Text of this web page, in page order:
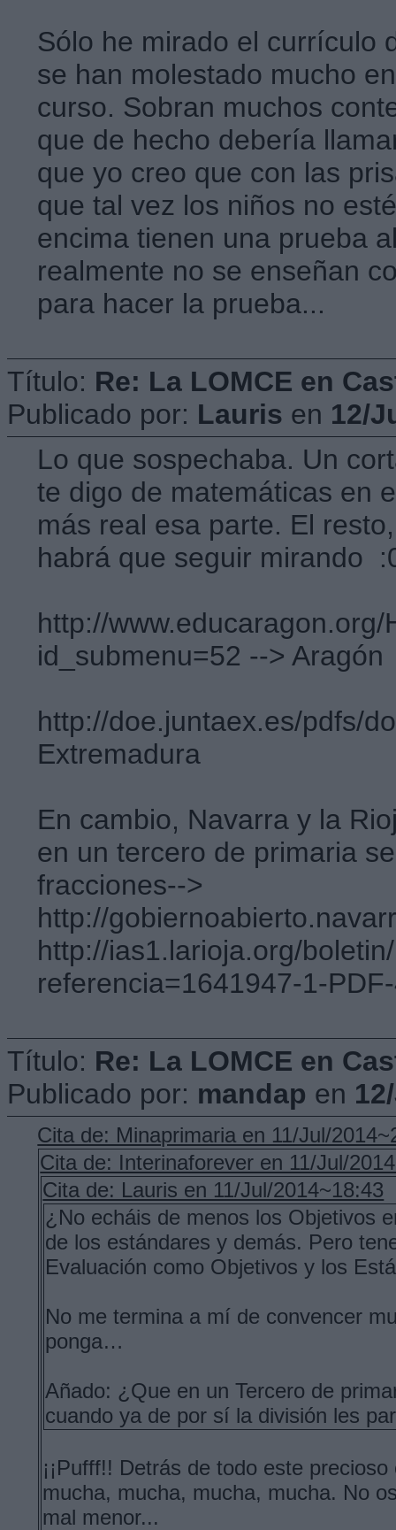
Sólo he mirado el currículo
se han molestado mucho
curso. Sobran muchos
que de hecho debería
que yo creo que con las
que tal vez los niños no
encima tienen una prueba
realmente no se enseñan
para hacer la prueba...
Título: Re: La LOMCE en
Publicado por: Lauris en 12/
Lo que sospechaba. Un
te digo de matemáticas en
más real esa parte. El
habrá que seguir mirando
http://
id_submenu=52 --> Aragón
http://doe.juntaex.es/pdfs/
Extremadura
En cambio, Navarra y la
en un tercero de primaria
fracciones-->
http://
http://ias1.larioja.org/
referencia=1641947-1-
Título: Re: La LOMCE en
Publicado por: mandap en
Cita de: Minaprimaria en 11/Jul/
Cita de: Interinaforever en 11/Jul/
Cita de: Lauris en 11/Jul/2014~18:43
¿No echáis de menos los Objetivos
de los estándares y demás. Pero
Evaluación como Objetivos y los
No me termina a mí de convencer
ponga…
Añado: ¿Que en un Tercero de
cuando ya de por sí la división les
¡¡Pufff!! Detrás de todo este
mucha, mucha, mucha, mucha. No
mal menor...